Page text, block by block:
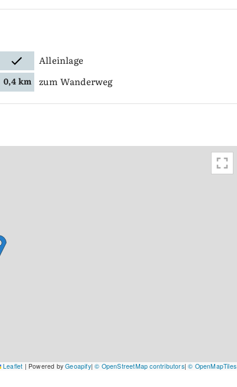
Alleinlage
0,4 km zum Wanderweg
Leaflet | Powered byGeoapify|© OpenStreetMap contributors|© OpenMapTiles